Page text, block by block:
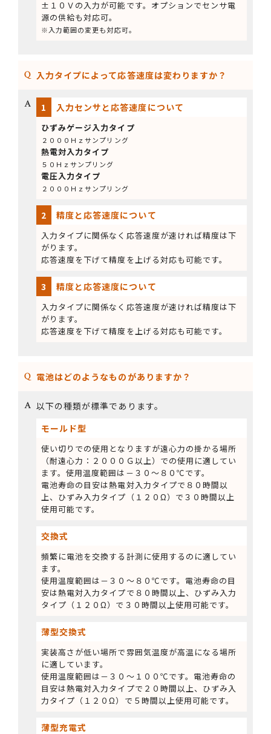
±１０Ｖの入力が可能です。オプションでセンサ電
源の供給も対応可。
※入力範囲の変更も対応可。
入力タイプによって応答速度は変わりますか？
1 入力センサと応答速度について
ひずみゲージ入力タイプ
２０００Ｈｚサンプリング
熱電対入力タイプ
５０Ｈｚサンプリング
電圧入力タイプ
２０００Ｈｚサンプリング
2 精度と応答速度について
入力タイプに関係なく応答速度が速ければ精度は下
がります。
応答速度を下げて精度を上げる対応も可能です。
3 精度と応答速度について
入力タイプに関係なく応答速度が速ければ精度は下
がります。
応答速度を下げて精度を上げる対応も可能です。
電池はどのようなものがありますか？
以下の種類が標準であります。
モールド型
使い切りでの使用となりますが遠心力の掛かる場所
（耐遠心力：２０００Ｇ以上）での使用に適してい
ます。使用温度範囲は－３０～８０℃です。
電池寿命の目安は熱電対入力タイプで８０時間以
上、ひずみ入力タイプ（１２０Ω）で３０時間以上
使用可能です。
交換式
頻繁に電池を交換する計測に使用するのに適してい
ます。
使用温度範囲は－３０～８０℃です。電池寿命の目
安は熱電対入力タイプで８０時間以上、ひずみ入力
タイプ（１２０Ω）で３０時間以上使用可能です。
薄型交換式
実装高さが低い場所で雰囲気温度が高温になる場所
に適しています。
使用温度範囲は－３０～１００℃です。電池寿命の
目安は熱電対入力タイプで２０時間以上、ひずみ入
力タイプ（１２０Ω）で５時間以上使用可能です。
薄型充電式